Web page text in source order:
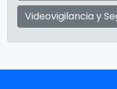
Videovigilancia y